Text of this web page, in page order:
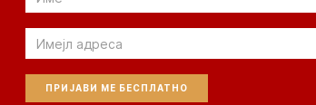
Email